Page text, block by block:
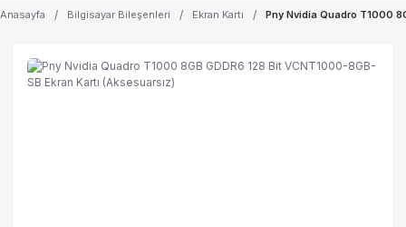
Anasayfa Bilgisayar Bileşenleri Ekran Kartı Pny Nvidia Quadro T1000